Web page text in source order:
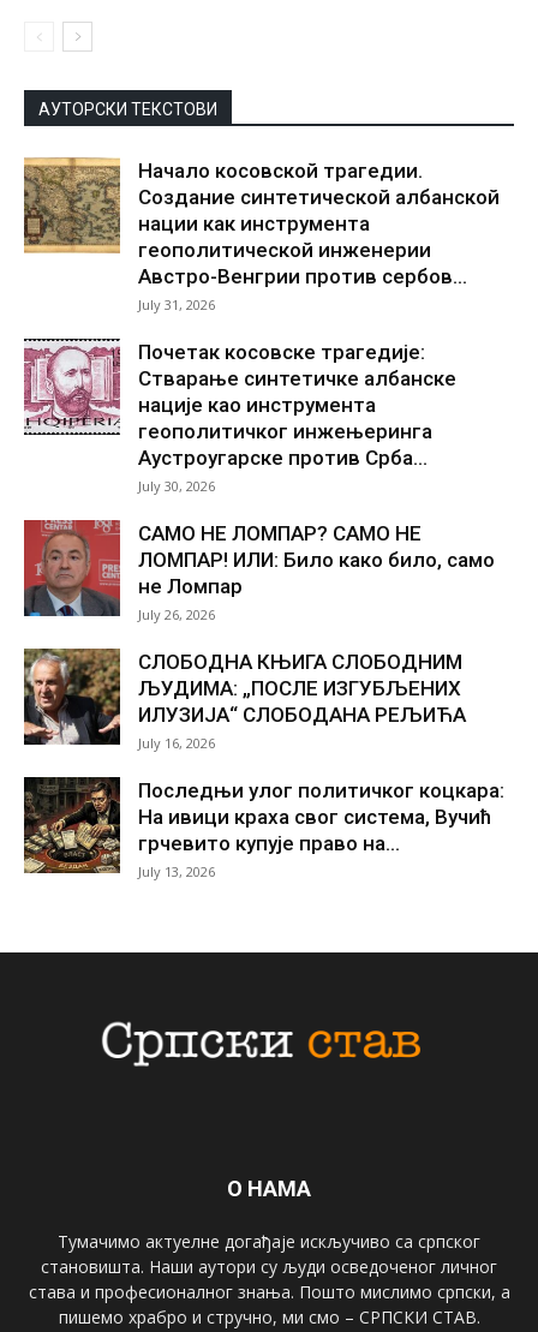
АУТОРСКИ ТЕКСТОВИ
Начало косовской трагедии.
Создание синтетической албанской
нации как инструмента
геополитической инженерии
Австро-Венгрии против сербов...
July 31, 2026
Почетак косовске трагедије:
Стварање синтетичке албанске
нације као инструмента
геополитичког инжењеринга
Аустроугарске против Срба...
July 30, 2026
САМО НЕ ЛОМПАР? САМО НЕ
ЛОМПАР! ИЛИ: Било како било, само
не Ломпар
July 26, 2026
СЛОБОДНА КЊИГА СЛОБОДНИМ
ЉУДИМА: „ПОСЛЕ ИЗГУБЉЕНИХ
ИЛУЗИЈА“ СЛОБОДАНА РЕЉИЋА
July 16, 2026
Последњи улог политичког коцкара:
На ивици краха свог система, Вучић
грчевито купује право на...
July 13, 2026
О НАМА
Тумачимо актуелне догађаје искључиво са српског
становишта. Наши аутори су људи осведоченог личног
става и професионалног знања. Пошто мислимо српски, а
пишемо храбро и стручно, ми смо – СРПСКИ СТАВ.